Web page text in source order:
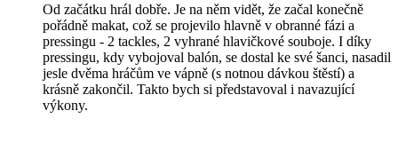
Od začátku hrál dobře. Je na něm vidět, že začal konečně
pořádně makat, což se projevilo hlavně v obranné fázi a
pressingu - 2 tackles, 2 vyhrané hlavičkové souboje. I díky
pressingu, kdy vybojoval balón, se dostal ke své šanci, nasadil
jesle dvěma hráčům ve vápně (s notnou dávkou štěstí) a
krásně zakončil. Takto bych si představoval i navazující
výkony.